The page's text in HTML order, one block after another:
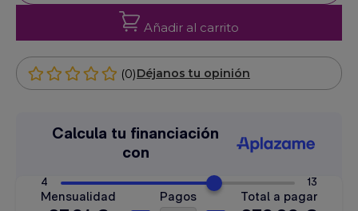
Añadir al carrito
(0)Déjanos tu opinión